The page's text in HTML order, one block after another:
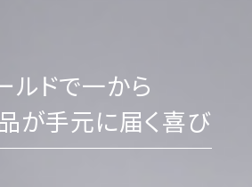
ルドで一から
が手元に届く喜び